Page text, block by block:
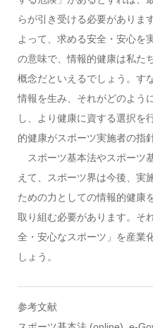
らが引き受ける必要がありま
よって、求める安全・安心を
の意味で、情報的健康は私た
概念だといえるでしょう。す
情報を生み、それがどのよう
し、より健康に資する選択を
的健康がスポーツ実施者の指
スポーツ基本法やスポーツ
えて、スポーツ界は今後、実
ための力としての情報的健康
取り組む必要があります。そ
全・安心なスポーツ」を産業
しょう。
参考文献